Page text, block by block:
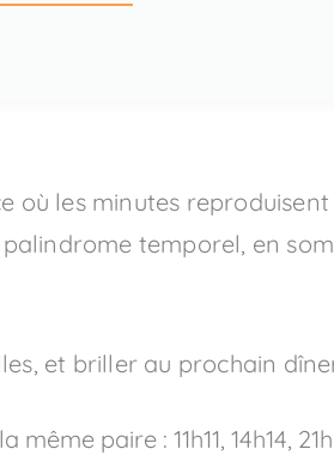
où les minutes reproduisent
palindrome temporel, en
et briller au prochain
même paire : 11h11, 14h14,